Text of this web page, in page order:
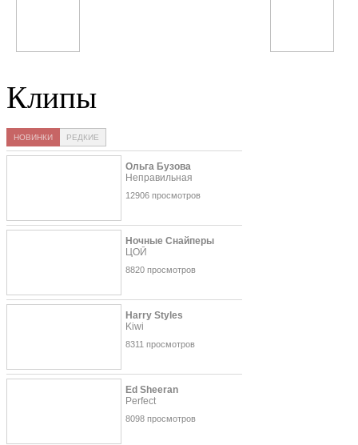
Клипы
НОВИНКИ РЕДКИЕ
Ольга Бузова
Неправильная
12906 просмотров
Ночные Снайперы
ЦОЙ
8820 просмотров
Harry Styles
Kiwi
8311 просмотров
Ed Sheeran
Perfect
8098 просмотров